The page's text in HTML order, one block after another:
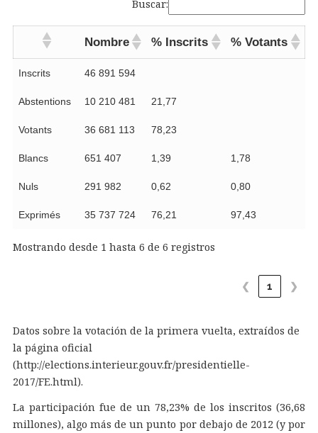
Buscar:
Nombre % Inscrits % Votants
Inscrits 46 891 594
Abstentions 10 210 481 21,77
Votants 36 681 113 78,23
Blancs 651 407 1,39 1,78
Nuls 291 982 0,62 0,80
Exprimés 35 737 724 76,21 97,43
Mostrando desde 1 hasta 6 de 6 registros
❮ 1 ❯
Datos sobre la votación de la primera vuelta, extraídos de
la página oficial
(http://elections.interieur.gouv.fr/presidentielle-
2017/FE.html).
La participación fue de un 78,23% de los inscritos (36,68
millones), algo más de un punto por debajo de 2012 (y por